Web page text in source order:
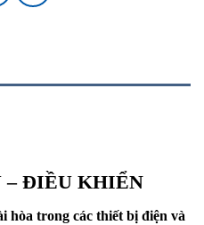
– ĐIỀU KHIỂN
hòa trong các thiết bị điện và